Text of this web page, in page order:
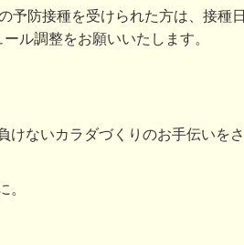
予防接種を受けられた方は、接種日
ル調整をお願いいたします。
けないカラダづくりのお手伝いをさ
。